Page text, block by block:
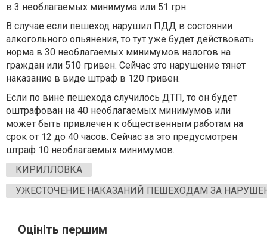
в 3 необлагаемых минимума или 51 грн.
В случае если пешеход нарушил ПДД в состоянии
алкогольного опьянения, то тут уже будет действовать
норма в 30 необлагаемых минимумов налогов на
граждан или 510 гривен. Сейчас это нарушение тянет
наказание в виде штраф в 120 гривен.
Если по вине пешехода случилось ДТП, то он будет
оштрафован на 40 необлагаемых минимумов или
может быть привлечен к общественным работам на
срок от 12 до 40 часов. Сейчас за это предусмотрен
штраф 10 необлагаемых минимумов.
КИРИЛЛОВКА
УЖЕСТОЧЕНИЕ НАКАЗАНИЙ ПЕШЕХОДАМ ЗА
Оцініть першим